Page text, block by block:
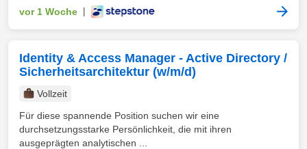
vor 1 Woche
Identity & Access Manager - Active Directory /
Sicherheitsarchitektur (w/m/d)
Vollzeit
Für diese spannende Position suchen wir eine
durchsetzungsstarke Persönlichkeit, die mit ihren
ausgeprägten analytischen ...